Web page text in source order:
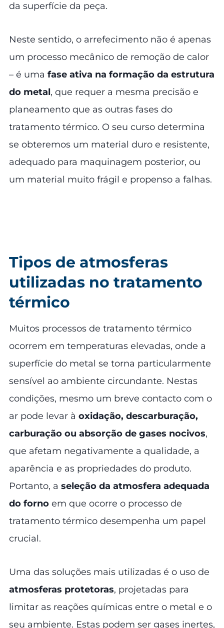
da superfície da peça.
Neste sentido, o arrefecimento não é apenas
um processo mecânico de remoção de calor
– é uma fase ativa na formação da estrutura
do metal, que requer a mesma precisão e
planeamento que as outras fases do
tratamento térmico. O seu curso determina
se obteremos um material duro e resistente,
adequado para maquinagem posterior, ou
um material muito frágil e propenso a falhas.
Tipos de atmosferas
utilizadas no tratamento
térmico
Muitos processos de tratamento térmico
ocorrem em temperaturas elevadas, onde a
superfície do metal se torna particularmente
sensível ao ambiente circundante. Nestas
condições, mesmo um breve contacto com o
ar pode levar à oxidação, descarburação,
carburação ou absorção de gases nocivos,
que afetam negativamente a qualidade, a
aparência e as propriedades do produto.
Portanto, a seleção da atmosfera adequada
do forno em que ocorre o processo de
tratamento térmico desempenha um papel
crucial.
Uma das soluções mais utilizadas é o uso de
atmosferas protetoras, projetadas para
limitar as reações químicas entre o metal e o
seu ambiente. Estas podem ser gases inertes,